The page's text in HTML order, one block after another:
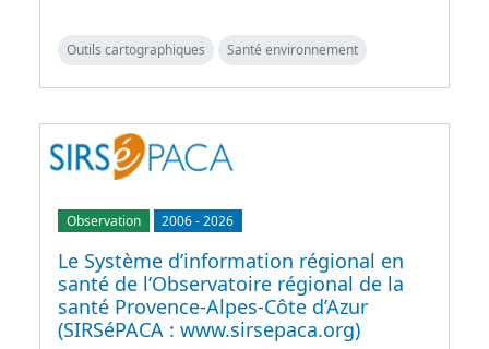
Outils cartographiques Santé environnement
Observation 2006-2026
Le Système d’information régional en
santé de l’Observatoire régional de la
santé Provence-Alpes-Côte d’Azur
(SIRSéPACA : www.sirsepaca.org)